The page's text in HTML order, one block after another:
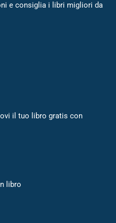
e consiglia i libri migliori da
il tuo libro gratis con
libro